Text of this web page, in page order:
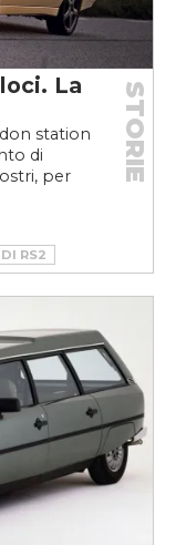
La
station
di
per
STORIE
RS2